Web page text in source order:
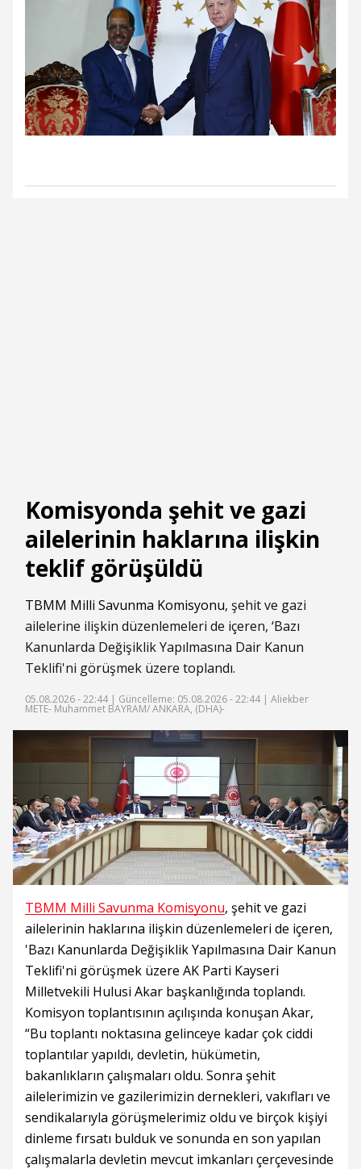
Komisyonda şehit ve gazi
ailelerinin haklarına ilişkin
teklif görüşüldü
TBMM Milli Savunma Komisyonu, şehit ve gazi
ailelerine ilişkin düzenlemeleri de içeren, ‘Bazı
Kanunlarda Değişiklik Yapılmasına Dair Kanun
Teklifi'ni görüşmek üzere toplandı.
05.08.2026 - 22:44 | Güncelleme: 05.08.2026 - 22:44 | Aliekber
METE- Muhammet BAYRAM/ ANKARA, (DHA)-
TBMM Milli Savunma Komisyonu, şehit ve gazi
ailelerinin haklarına ilişkin düzenlemeleri de içeren,
'Bazı Kanunlarda Değişiklik Yapılmasına Dair Kanun
Teklifi'ni görüşmek üzere AK Parti Kayseri
Milletvekili Hulusi Akar başkanlığında toplandı.
Komisyon toplantısının açılışında konuşan Akar,
“Bu toplantı noktasına gelinceye kadar çok ciddi
toplantılar yapıldı, devletin, hükümetin,
bakanlıkların çalışmaları oldu. Sonra şehit
ailelerimizin ve gazilerimizin dernekleri, vakıfları ve
sendikalarıyla görüşmelerimiz oldu ve birçok kişiyi
dinleme fırsatı bulduk ve sonunda en son yapılan
çalışmalarla devletin mevcut imkanları çerçevesinde